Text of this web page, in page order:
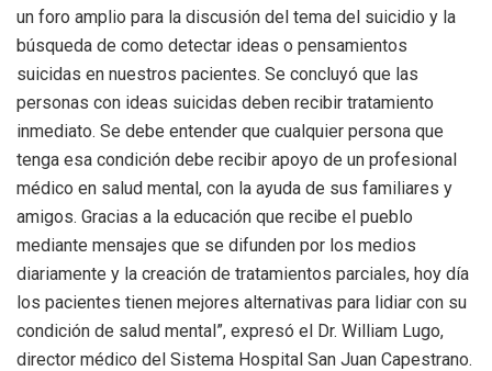
un foro amplio para la discusión del tema del suicidio y la
búsqueda de como detectar ideas o pensamientos
suicidas en nuestros pacientes. Se concluyó que las
personas con ideas suicidas deben recibir tratamiento
inmediato. Se debe entender que cualquier persona que
tenga esa condición debe recibir apoyo de un profesional
médico en salud mental, con la ayuda de sus familiares y
amigos. Gracias a la educación que recibe el pueblo
mediante mensajes que se difunden por los medios
diariamente y la creación de tratamientos parciales, hoy día
los pacientes tienen mejores alternativas para lidiar con su
condición de salud mental”, expresó el Dr. William Lugo,
director médico del Sistema Hospital San Juan Capestrano.